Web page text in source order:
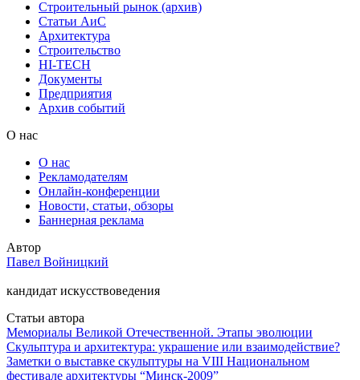
Строительный рынок (архив)
Статьи АиС
Архитектура
Строительство
HI-TECH
Документы
Предприятия
Архив событий
О нас
О нас
Рекламодателям
Онлайн-конференции
Новости, статьи, обзоры
Баннерная реклама
Автор
Павел Войницкий
кандидат искусствоведения
Статьи автора
Мемориалы Великой Отечественной. Этапы эволюции
Скульптура и архитектура: украшение или взаимодействие?
Заметки о выставке скульптуры на VIII Национальном
фестивале архитектуры “Минск-2009”